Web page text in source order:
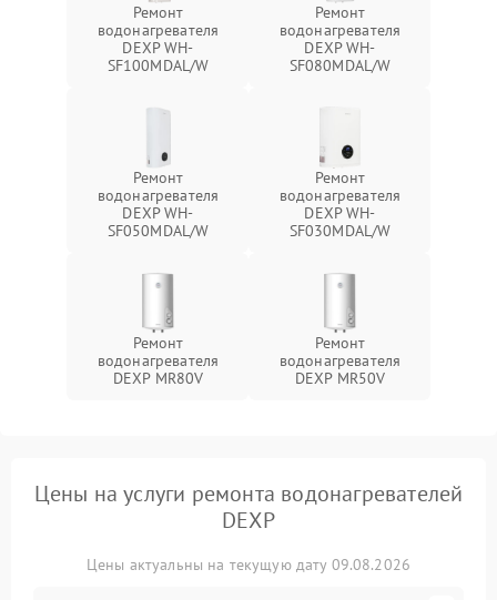
Ремонт
водонагревателя
DEXP WH-
SF100MDAL/W
Ремонт
водонагревателя
DEXP WH-
SF080MDAL/W
Ремонт
водонагревателя
DEXP WH-
SF050MDAL/W
Ремонт
водонагревателя
DEXP WH-
SF030MDAL/W
Ремонт
водонагревателя
DEXP MR80V
Ремонт
водонагревателя
DEXP MR50V
Цены на услуги ремонта водонагревателей
DEXP
Цены актуальны на текущую дату 09.08.2026